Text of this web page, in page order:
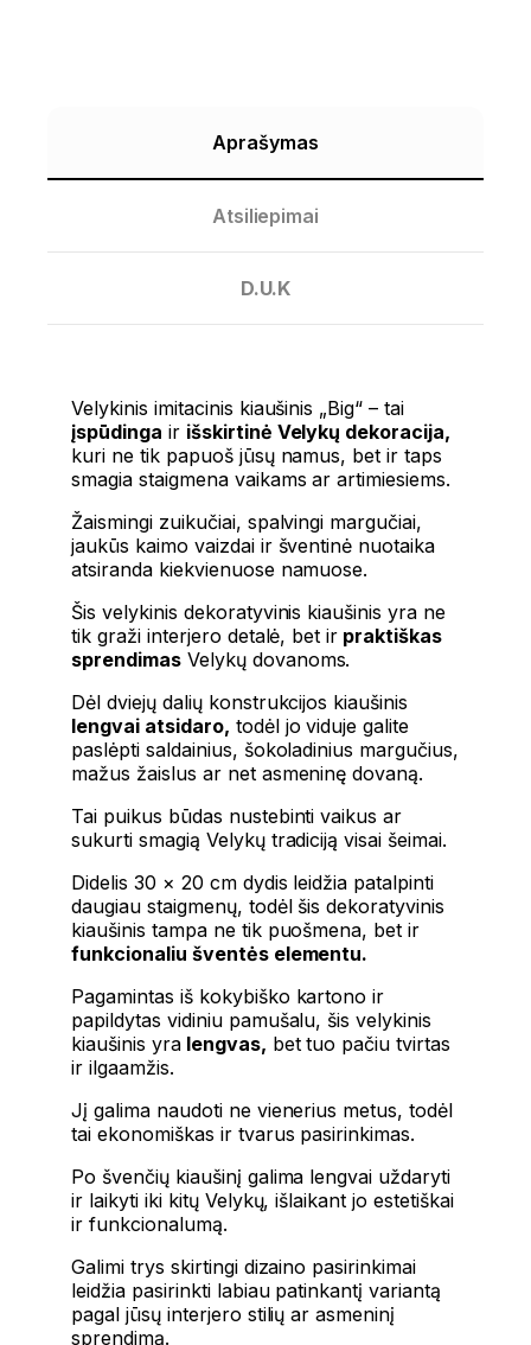
Aprašymas
Atsiliepimai
D.U.K
Velykinis imitacinis kiaušinis „Big“ – tai
įspūdinga ir išskirtinė Velykų dekoracija,
kuri ne tik papuoš jūsų namus, bet ir taps
smagia staigmena vaikams ar artimiesiems.
Žaismingi zuikučiai, spalvingi margučiai,
jaukūs kaimo vaizdai ir šventinė nuotaika
atsiranda kiekvienuose namuose.
Šis velykinis dekoratyvinis kiaušinis yra ne
tik graži interjero detalė, bet ir praktiškas
sprendimasVelykų dovanoms.
Dėl dviejų dalių konstrukcijos kiaušinis
lengvai atsidaro, todėl jo viduje galite
paslėpti saldainius, šokoladinius margučius,
mažus žaislus ar net asmeninę dovaną.
Tai puikus būdas nustebinti vaikus ar
sukurti smagią Velykų tradiciją visai šeimai.
Didelis 30 × 20 cm dydis leidžia patalpinti
daugiau staigmenų, todėl šis dekoratyvinis
kiaušinis tampa ne tik puošmena, bet ir
funkcionaliu šventės elementu.
Pagamintas iš kokybiško kartono ir
papildytas vidiniu pamušalu, šis velykinis
kiaušinis yralengvas, bet tuo pačiu tvirtas
ir ilgaamžis.
Jį galima naudoti ne vienerius metus, todėl
tai ekonomiškas ir tvarus pasirinkimas.
Po švenčių kiaušinį galima lengvai uždaryti
ir laikyti iki kitų Velykų, išlaikant jo estetiškai
ir funkcionalumą.
Galimi trys skirtingi dizaino pasirinkimai
leidžia pasirinkti labiau patinkantį variantą
pagal jūsų interjero stilių ar asmeninį
sprendimą.